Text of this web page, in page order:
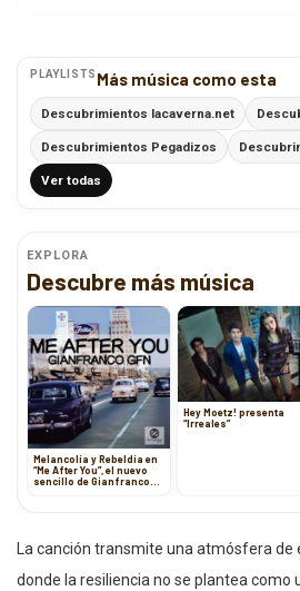
PLAYLISTS Más música como esta
Descubrimientos lacaverna.net
Descubrimientos Pegadizos
Ver todas
EXPLORA
Descubre más música
Melancolía y Rebeldía en
“Me After You”, el nuevo
sencillo de Gianfranco
Hey Moetz! presenta
“Irreales”
La canción transmite una atmósfera de
donde la resiliencia no se plantea como